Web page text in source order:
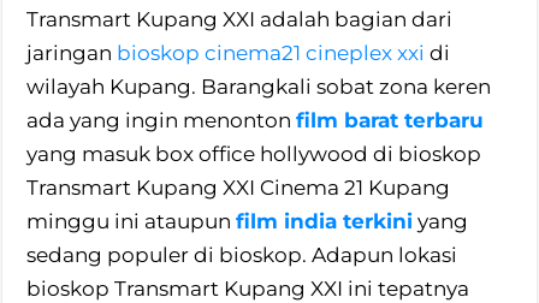
Transmart Kupang XXI adalah bagian dari
jaringan bioskop cinema21 cineplex xxi di
wilayah Kupang. Barangkali sobat zona keren
ada yang ingin menontonfilm barat terbaru
yang masuk box office hollywood di bioskop
Transmart Kupang XXI Cinema 21 Kupang
minggu ini ataupunfilm india terkini yang
sedang populer di bioskop. Adapun lokasi
bioskop Transmart Kupang XXI ini tepatnya